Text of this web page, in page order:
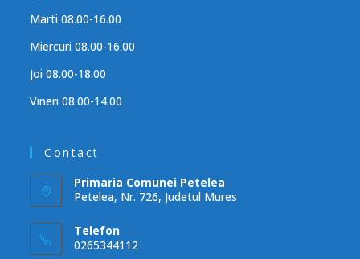
Marti 08.00-16.00
Miercuri 08.00-16.00
Joi 08.00-18.00
Vineri 08.00-14.00
Contact
Primaria Comunei Petelea
Petelea, Nr. 726, Judetul Mures
Telefon
0265344112